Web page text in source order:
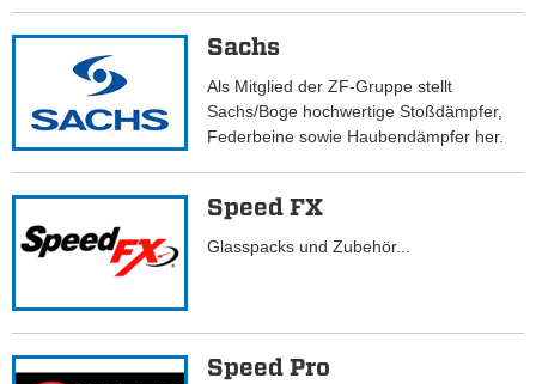
Sachs
Als Mitglied der ZF-Gruppe stellt
Sachs/Boge hochwertige Stoßdämpfer,
Federbeine sowie Haubendämpfer her.
Speed FX
Glasspacks und Zubehör...
Speed Pro